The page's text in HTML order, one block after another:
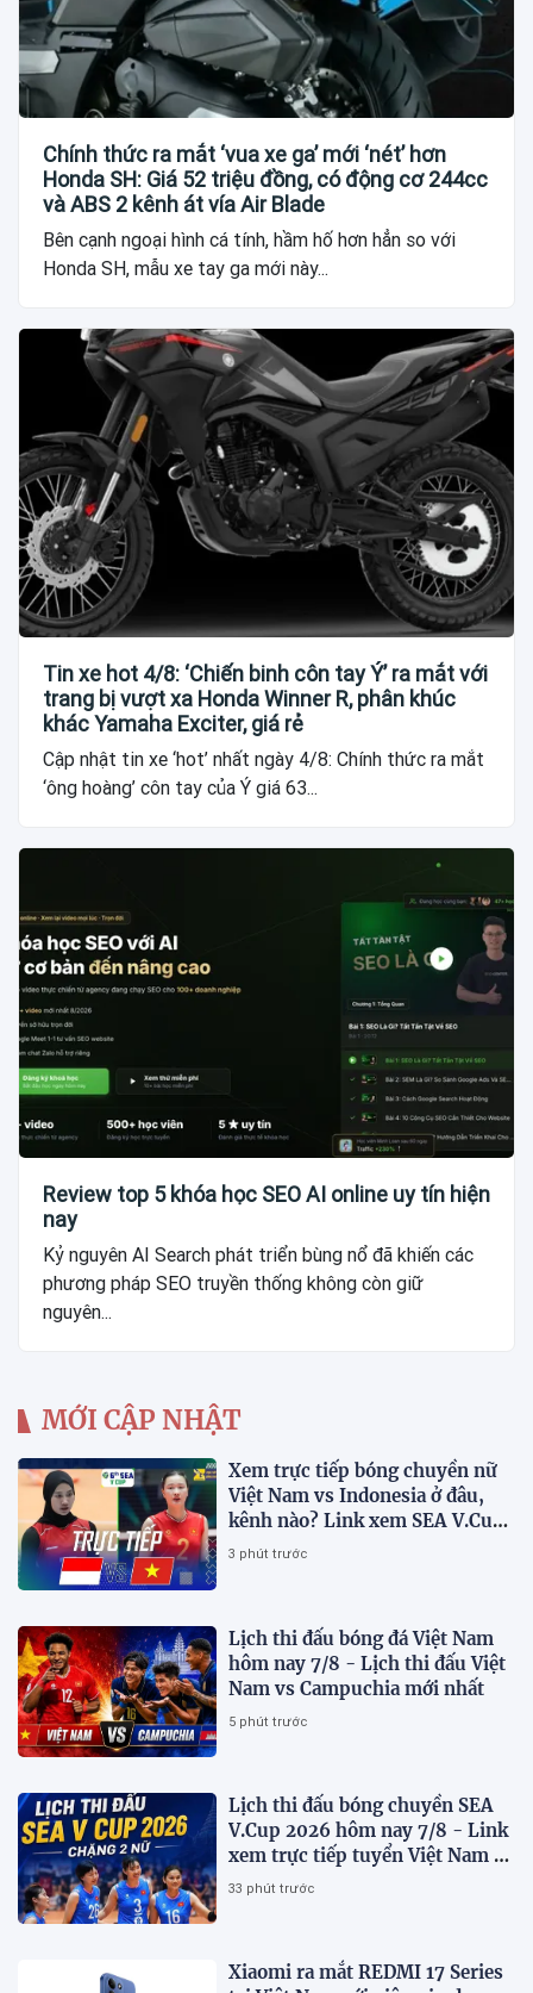
Chính thức ra mắt ‘vua xe ga’ mới ‘nét’ hơn
Honda SH: Giá 52 triệu đồng, có động cơ 244cc
và ABS 2 kênh át vía Air Blade
Bên cạnh ngoại hình cá tính, hầm hố hơn hẳn so với
Honda SH, mẫu xe tay ga mới này...
Tin xe hot 4/8: ‘Chiến binh côn tay Ý’ ra mắt với
trang bị vượt xa Honda Winner R, phân khúc
khác Yamaha Exciter, giá rẻ
Cập nhật tin xe ‘hot’ nhất ngày 4/8: Chính thức ra mắt
‘ông hoàng’ côn tay của Ý giá 63...
Review top 5 khóa học SEO AI online uy tín hiện
nay
Kỷ nguyên AI Search phát triển bùng nổ đã khiến các
phương pháp SEO truyền thống không còn giữ
nguyên...
MỚI CẬP NHẬT
Xem trực tiếp bóng chuyền nữ
Việt Nam vs Indonesia ở đâu,
kênh nào? Link xem SEA V.Cup
2026 mới nhất
3 phút trước
Lịch thi đấu bóng đá Việt Nam
hôm nay 7/8 - Lịch thi đấu Việt
Nam vs Campuchia mới nhất
5 phút trước
Lịch thi đấu bóng chuyền SEA
V.Cup 2026 hôm nay 7/8 - Link
xem trực tiếp tuyển Việt Nam vs
Indonesia
33 phút trước
Xiaomi ra mắt REDMI 17 Series